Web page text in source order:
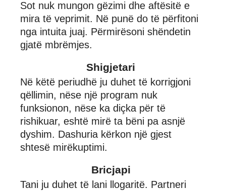
Sot nuk mungon gëzimi dhe aftësitë e
mira të veprimit. Në punë do të përfitoni
nga intuita juaj. Përmirësoni shëndetin
gjatë mbrëmjes.
Shigjetari
Në këtë periudhë ju duhet të korrigjoni
qëllimin, nëse një program nuk
funksionon, nëse ka diçka për të
rishikuar, eshtë mirë ta bëni pa asnjë
dyshim. Dashuria kërkon një gjest
shtesë mirëkuptimi.
Bricjapi
Tani ju duhet të lani llogaritë. Partneri